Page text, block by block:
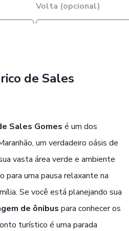
Volta (opcional)
de Sales
Sales Gomes é um dos
um verdadeiro oásis de
vasta área verde e ambiente
para uma pausa relaxante na
Se você está planejando sua
de ônibus para conhecer os
turístico é uma parada